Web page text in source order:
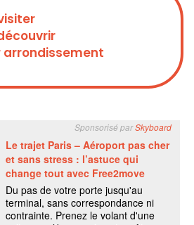
arrondissement